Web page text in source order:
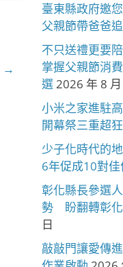
→
臺東縣政府邀
父親節帶爸爸
不只送禮更要
掌握父親節消
選2026 年 8
小米之家進駐
開幕祭三重超
少子化時代的
6年促成10對佳
彰化縣長參選
勢 盼翻轉彰
日
敲敲門讓愛傳